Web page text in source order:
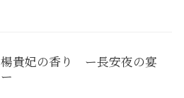
楊貴妃の香り ー長安夜の宴
ー